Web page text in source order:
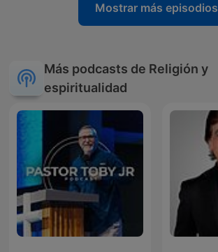
Mostrar más episodios
Más podcasts de Religión y
espiritualidad